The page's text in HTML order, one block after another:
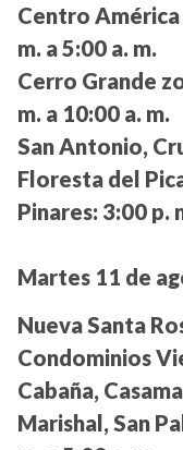
Centro América
m. a 5:00 a. m.
Cerro Grande
m. a 10:00 a. m.
San Antonio,
Floresta del
Pinares: 3:00 p.
Martes 11 de
Nueva Santa
Condominios
Cabaña,
Marishal, San